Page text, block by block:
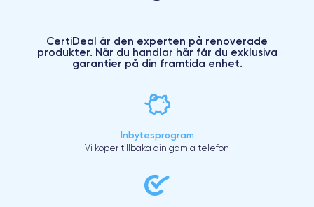
CertiDeal är den experten på renoverade
produkter. När du handlar här får du exklusiva
garantier på din framtida enhet.
Inbytesprogram
Vi köper tillbaka din gamla telefon